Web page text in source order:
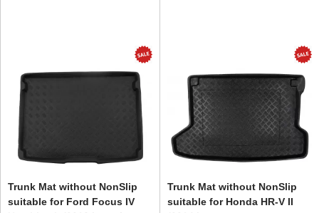
Trunk Mat without NonSlip
suitable for Ford Focus IV
Trunk Mat without NonSlip
suitable for Honda HR-V II